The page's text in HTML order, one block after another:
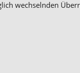
wechselnden